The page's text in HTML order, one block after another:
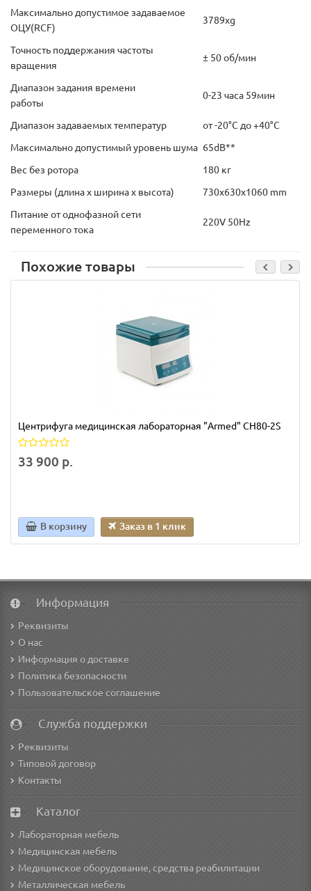
Максимально допустимое задаваемое
ОЦУ(RCF)
3789хg
Точность поддержания частоты
вращения
± 50 об/мин
Диапазон задания времени
работы
0-23 часа 59мин
Диапазон задаваемых температур
от -20°С до +40°С
Максимально допустимый уровень шума 65dB**
Вес без ротора
180 кг
Размеры (длина х ширина х высота)
730x630x1060 mm
Питание от однофазной сети
переменного тока
220V 50Hz
Похожие товары
Центрифуга медицинская лабораторная "Armed" СН80-2S
33 900 р.
В корзину Заказ в 1 клик
Информация
Реквизиты
О нас
Информация о доставке
Политика безопасности
Пользовательское соглашение
Служба поддержки
Реквизиты
Типовой договор
Контакты
Каталог
Лабораторная мебель
Медицинская мебель
Медицинское оборудование, средства реабилитации
Металлическая мебель